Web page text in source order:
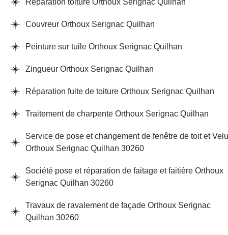
Réparation toiture Orthoux Serignac Quilhan
Couvreur Orthoux Serignac Quilhan
Peinture sur tuile Orthoux Serignac Quilhan
Zingueur Orthoux Serignac Quilhan
Réparation fuite de toiture Orthoux Serignac Quilhan
Traitement de charpente Orthoux Serignac Quilhan
Service de pose et changement de fenêtre de toit et
Orthoux Serignac Quilhan 30260
Société pose et réparation de faitage et faitière Orthoux
Serignac Quilhan 30260
Travaux de ravalement de façade Orthoux Serignac
Quilhan 30260